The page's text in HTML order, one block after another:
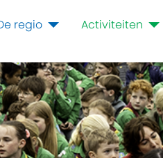
regio Activiteiten